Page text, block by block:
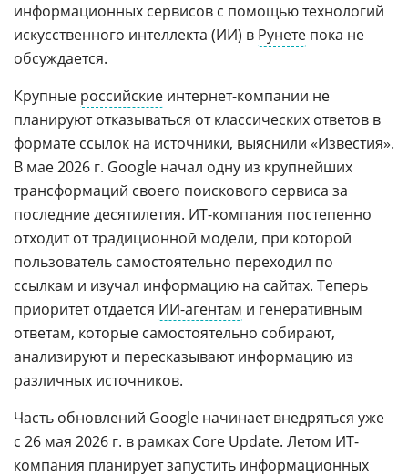
информационных сервисов с помощью технологий
искусственного интеллекта (ИИ) в Рунете пока не
обсуждается.
Крупные российские интернет-компании не
планируют отказываться от классических ответов в
формате ссылок на источники, выяснили «Известия».
В мае 2026 г. Google начал одну из крупнейших
трансформаций своего поискового сервиса за
последние десятилетия. ИТ-компания постепенно
отходит от традиционной модели, при которой
пользователь самостоятельно переходил по
ссылкам и изучал информацию на сайтах. Теперь
приоритет отдается ИИ-агентам и генеративным
ответам, которые самостоятельно собирают,
анализируют и пересказывают информацию из
различных источников.
Часть обновлений Google начинает внедряться уже
с 26 мая 2026 г. в рамках Core Update. Летом ИТ-
компания планирует запустить информационных